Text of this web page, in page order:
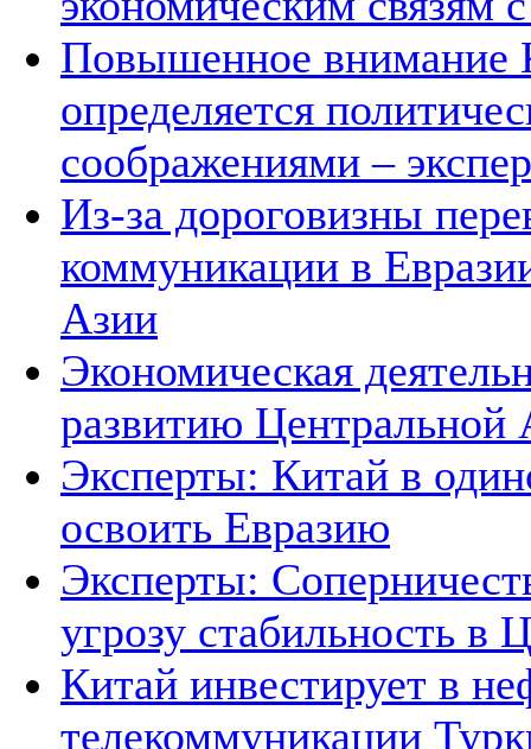
Повышенное внимание
определяется
соображениями –
Из-за дороговизны
коммуникации в
Азии
Экономическая
развитию Центральной
Эксперты: Китай в
освоить Евразию
Эксперты:
угрозу стабильность в
Китай инвестирует в
телекоммуникации